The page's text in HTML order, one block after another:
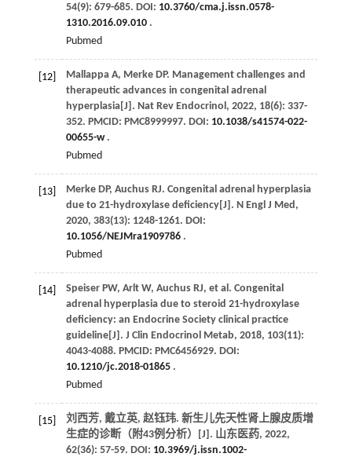
54(9): 679-685. DOI: 10.3760/cma.j.issn.0578-
1310.2016.09.010.
Pubmed
[12] Mallappa A, Merke DP. Management challenges and
therapeutic advances in congenital adrenal
hyperplasia[J]. Nat Rev Endocrinol , 2022, 18(6): 337-
352. PMCID: PMC8999997. DOI: 10.1038/s41574-022-
00655-w.
Pubmed
[13] Merke DP, Auchus RJ. Congenital adrenal hyperplasia
due to 21-hydroxylase deficiency[J]. N Engl J Med ,
2020, 383(13): 1248-1261. DOI:
10.1056/NEJMra1909786.
Pubmed
[14] Speiser PW, Arlt W, Auchus RJ, et al . Congenital
adrenal hyperplasia due to steroid 21-hydroxylase
deficiency: an Endocrine Society clinical practice
guideline[J]. J Clin Endocrinol Metab, 2018, 103(11):
4043-4088. PMCID: PMC6456929. DOI:
10.1210/jc.2018-01865.
Pubmed
[15]
刘西芳, 戴立英, 赵钰玮. 新生儿先天性肾上腺皮质增
生症的诊断（附43例分析）[J]. 山东医药, 2022,
62(36): 57-59. DOI: 10.3969/j.issn.1002-